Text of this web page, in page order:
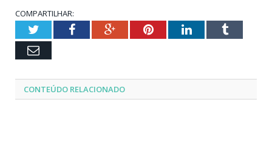
COMPARTILHAR:
TwitterFacebookGoogle+PinterestLinkedInTumblr
Email
CONTEÚDO RELACIONADO